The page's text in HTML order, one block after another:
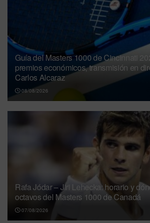
Guía del Masters 1000 de Cincinnati
premios económicos, transmisión en
Carlos Alcaraz
08/08/2026
Rafa Jódar – Jiri Lehecka: horario y
octavos del Masters 1000 de Canadá
07/08/2026